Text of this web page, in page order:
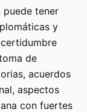
puede tener
y
de
acuerdos
aspectos
con fuertes